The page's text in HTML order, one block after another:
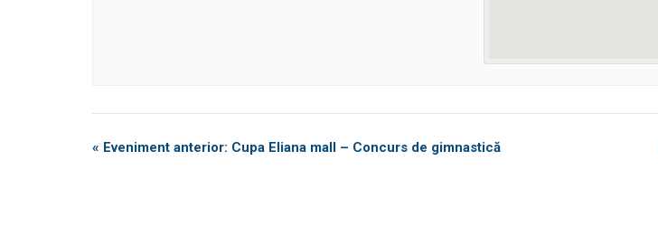
Eveniment
« Eveniment anterior: Cupa Eliana mall – Concurs de gimnastică